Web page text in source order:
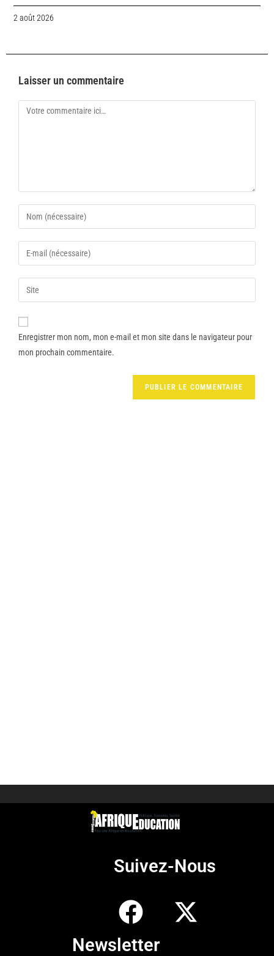
2 août 2026
Laisser un commentaire
Enregistrer mon nom, mon e-mail et mon site dans le navigateur pour
mon prochain commentaire.
Suivez-Nous
Newsletter